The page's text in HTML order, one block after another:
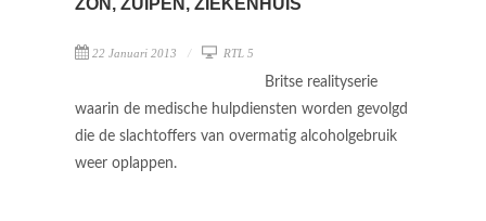
ZON, ZUIPEN, ZIEKENHUIS
22 Januari 2013 RTL 5
Britse realityserie
waarin de medische hulpdiensten worden gevolgd
die de slachtoffers van overmatig alcoholgebruik
weer oplappen.